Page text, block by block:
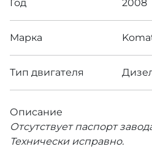
Год 2008
Марка
Тип двигателя
Описание
Отсутствует паспорт
Технически исправно.